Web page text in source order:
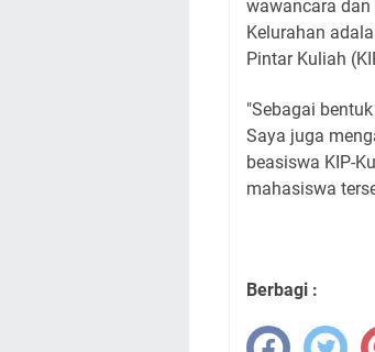
wawancara dan
Kelurahan
Pintar Kuliah
"Sebagai
Saya juga
beasiswa KIP-
mahasiswa
Berbagi :